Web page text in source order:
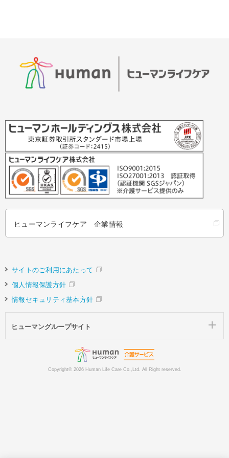
ヒューマンライフケア 企業情報
サイトのご利用にあたって
個人情報保護方針
情報セキュリティ基本方針
ヒューマングループサイト
Copyright© 2026 Human Life Care Co.,Ltd. All Right reserved.